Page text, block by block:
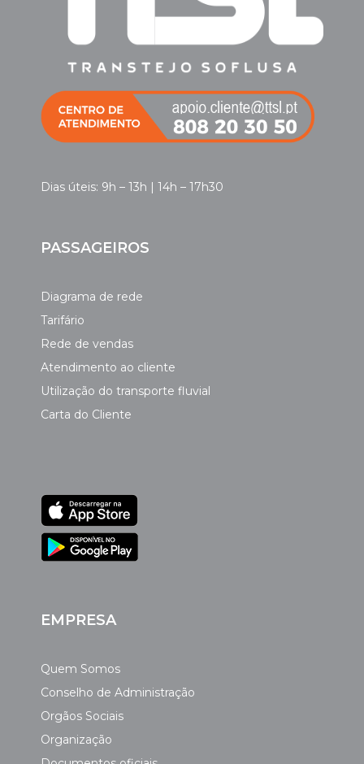
Dias úteis: 9h – 13h | 14h – 17h30
PASSAGEIROS
Diagrama de rede
Tarifário
Rede de vendas
Atendimento ao cliente
Utilização do transporte fluvial
Carta do Cliente
EMPRESA
Quem Somos
Conselho de Administração
Orgãos Sociais
Organização